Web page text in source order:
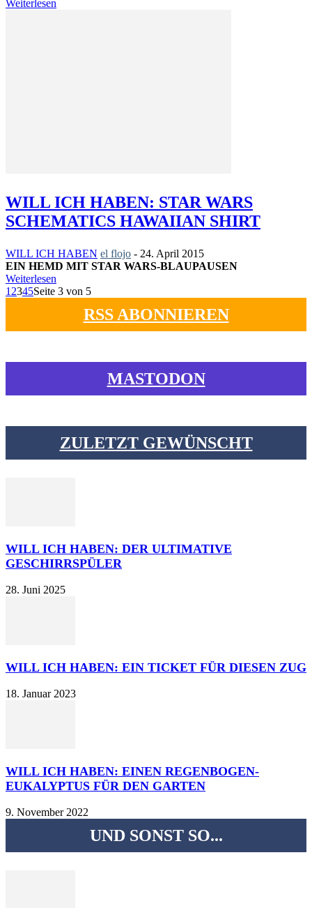
Weiterlesen
WILL ICH HABEN: STAR WARS
SCHEMATICS HAWAIIAN SHIRT
WILL ICH HABEN el flojo - 24. April 2015
EIN HEMD MIT STAR WARS-BLAUPAUSEN
Weiterlesen
1 2345Seite 3 von 5
RSS ABONNIEREN
MASTODON
ZULETZT GEWÜNSCHT
WILL ICH HABEN: DER ULTIMATIVE
GESCHIRRSPÜLER
28. Juni 2025
WILL ICH HABEN: EIN TICKET FÜR DIESEN ZUG
18. Januar 2023
WILL ICH HABEN: EINEN REGENBOGEN-
EUKALYPTUS FÜR DEN GARTEN
9. November 2022
UND SONST SO...